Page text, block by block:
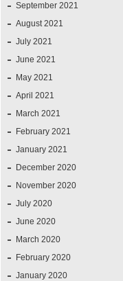
September 2021
August 2021
July 2021
June 2021
May 2021
April 2021
March 2021
February 2021
January 2021
December 2020
November 2020
July 2020
June 2020
March 2020
February 2020
January 2020